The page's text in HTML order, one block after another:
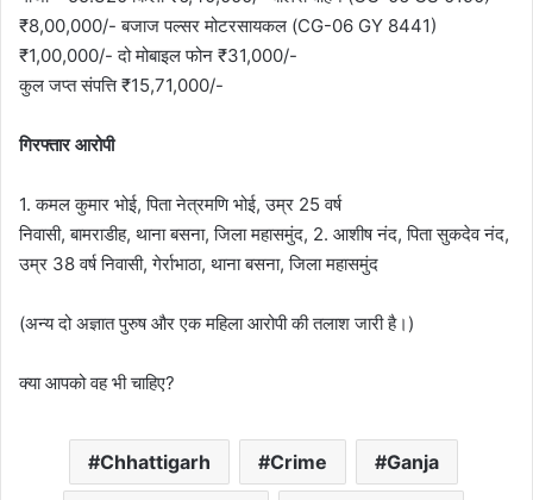
₹8,00,000/- बजाज पल्सर मोटरसायकल (CG-06 GY 8441)
₹1,00,000/- दो मोबाइल फोन ₹31,000/-
कुल जप्त संपत्ति ₹15,71,000/-
गिरफ्तार आरोपी
1. कमल कुमार भोई, पिता नेत्रमणि भोई, उम्र 25 वर्ष
निवासी, बामराडीह, थाना बसना, जिला महासमुंद, 2. आशीष नंद, पिता सुकदेव नंद,
उम्र 38 वर्ष निवासी, गेर्राभाठा, थाना बसना, जिला महासमुंद
(अन्य दो अज्ञात पुरुष और एक महिला आरोपी की तलाश जारी है।)
क्या आपको वह भी चाहिए?
Chhattigarh Crime Ganja